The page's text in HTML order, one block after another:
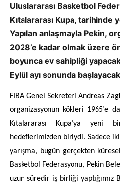
Uluslararası Basketbol
Kıtalararası Kupa, tarihinde
Yapılan anlaşmayla Pekin,
2028’e kadar olmak üzere
boyunca ev sahipliği
Eylül ayı sonunda
FIBA Genel Sekreteri Andreas
organizasyonun kökleri 1965’e
Kıtalararası Kupa’ya yeni
hedeflerimizden biriydi. Sadece
yarışma, bugün gerçekten
Basketbol Federasyonu, Pekin
uzun süredir iş birliği yaptığımız